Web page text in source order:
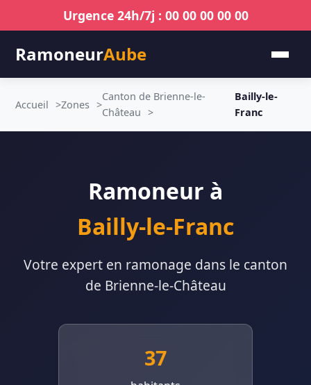
Urgence 24h/7j : 00 00 00 00 00
RamoneurAube
Accueil Zones
Canton de Brienne-le-
Château
Bailly-le-
Franc
Ramoneur à
Bailly-le-Franc
Votre expert en ramonage dans le canton
de Brienne-le-Château
37